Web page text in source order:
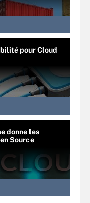
pour Cloud
donne les
Source